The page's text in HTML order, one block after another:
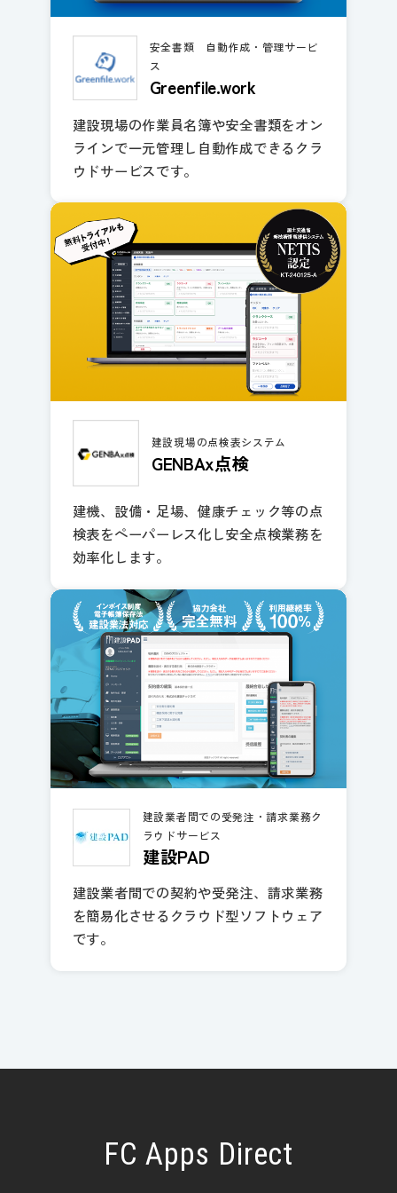
安全書類 自動作成・管理サービ
ス
Greenfile.work
建設現場の作業員名簿や安全書類をオン
ラインで一元管理し自動作成できるクラ
ウドサービスです。
建設現場の点検表システム
GENBAx点検
建機、設備・足場、健康チェック等の点
検表をペーパーレス化し安全点検業務を
効率化します。
建設業者間での受発注・請求業務ク
ラウドサービス
建設PAD
建設業者間での契約や受発注、請求業務
を簡易化させるクラウド型ソフトウェア
です。
FC Apps Direct